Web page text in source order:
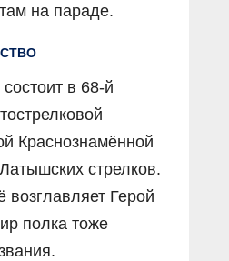
на параде.
в 68-й
Краснознамённой
стрелков.
возглавляет Герой
полка тоже